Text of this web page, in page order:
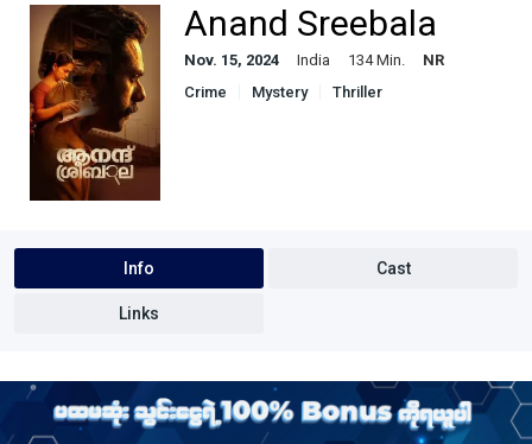
Anand Sreebala
Nov. 15, 2024 India 134 Min.
NR
Crime
Mystery Thriller
Info Cast
Links